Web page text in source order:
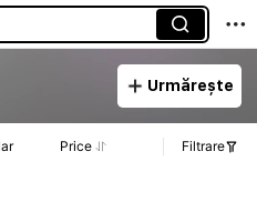
Urmărește
Price Filtrare